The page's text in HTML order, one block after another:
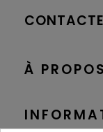
À PROPOS